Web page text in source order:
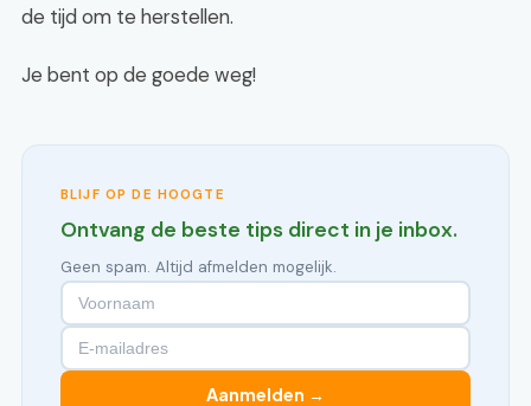
de tijd om te herstellen.
Je bent op de goede weg!
BLIJF OP DE HOOGTE
Ontvang de beste tips direct in je inbox.
Geen spam. Altijd afmelden mogelijk.
Aanmelden →